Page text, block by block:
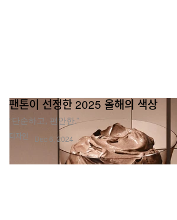
디자인
팬톤이 선정한 2025 올해의 색상
“단순하고, 편안한.”
Dec 6, 2024